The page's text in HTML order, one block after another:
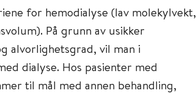
for hemodialyse (lav molekylvekt,
På grunn av usikker
alvorlighetsgrad, vil man i
dialyse. Hos pasienter med
til mål med annen behandling,